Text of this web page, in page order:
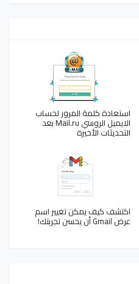
استعادة كلمة المرور لحساب
الايميل الروسي Mail.ru بعد
التحديثات الأخيرة
اكتشف كيف يمكن تغيير اسم
عرض Gmail أن يحسن تجربتك!